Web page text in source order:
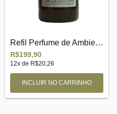
Refil Perfume de Ambiente Serenidade Pre...
R$199,90
12x de R$20,26